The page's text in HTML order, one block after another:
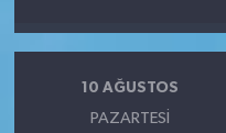
10 AĞUSTOS
PAZARTESI